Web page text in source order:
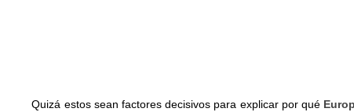
Quizá estos sean factores decisivos para explicar por qué